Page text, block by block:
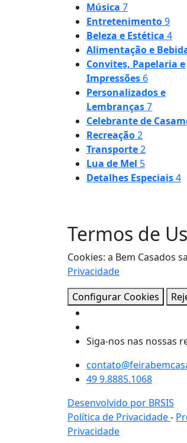
Música 7
Entretenimento9
Beleza e Estética 4
Alimentação e
Convites, Papelaria e
Impressões 6
Personalizados e
Lembranças7
Celebrante de
Recreação2
Transporte2
Lua de Mel 5
Detalhes Especiais4
Termos de
Cookies: a Bem Casados
Privacidade
Configurar Cookies
Siga-nos nas nossas
49 9.8885.1068
Desenvolvido por BRSIS
Política de Privacidade-
Privacidade